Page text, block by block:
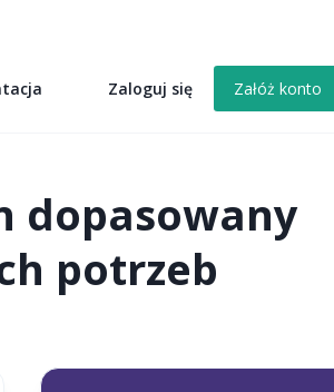
Zaloguj się Załóż konto
dopasowany
potrzeb